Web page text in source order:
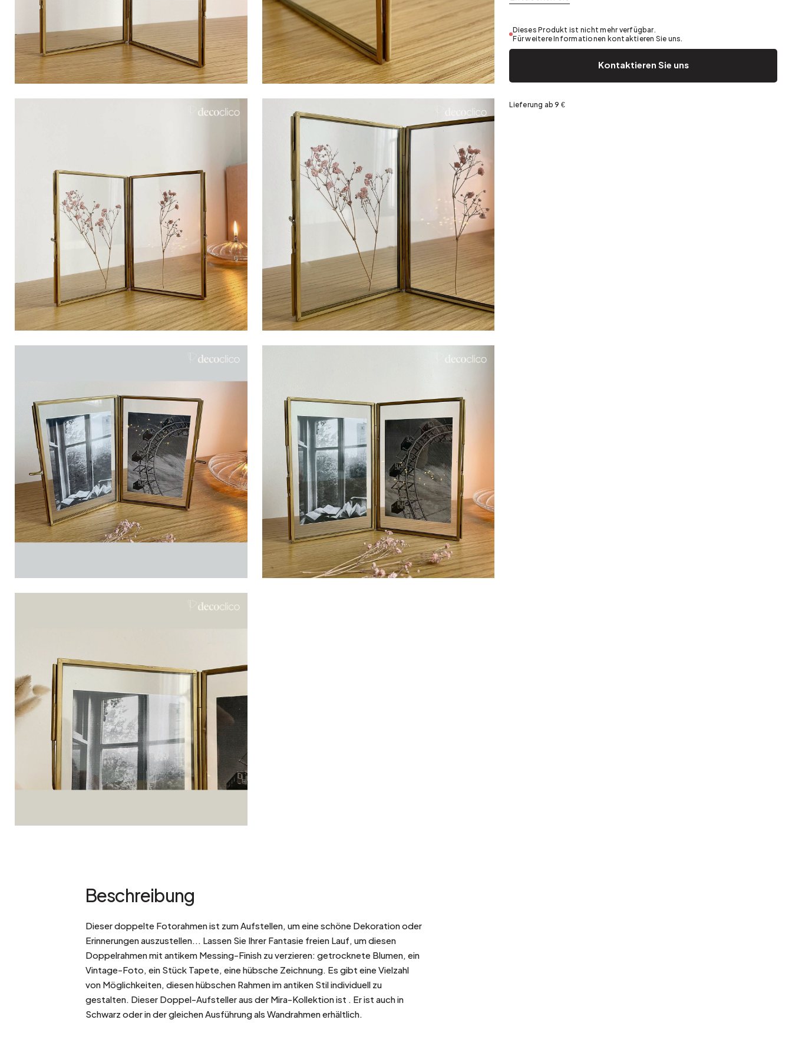
Bistro
Meeresufer
Flohmarkt
Zeitgenössisch
Haussmannscher Geist
Großes Hotel
Blondes Holz
Pappmaché
Glas
Zink und Galvano
Dieses Produkt ist nicht mehr verfügbar.
Für weitere Informationen kontaktieren Sie uns.
Kontaktieren Sie uns
Lieferung ab 9 €
Beschreibung
Dieser doppelte Fotorahmen ist zum Aufstellen, um eine schöne Dekoration oder
Erinnerungen auszustellen... Lassen Sie Ihrer Fantasie freien Lauf, um diesen
Doppelrahmen mit antikem Messing-Finish zu verzieren: getrocknete Blumen, ein
Vintage-Foto, ein Stück Tapete, eine hübsche Zeichnung. Es gibt eine Vielzahl
von Möglichkeiten, diesen hübschen Rahmen im antiken Stil individuell zu
gestalten. Dieser Doppel-Aufsteller aus der Mira-Kollektion ist . Er ist auch in
Schwarz oder in der gleichen Ausführung als Wandrahmen erhältlich.